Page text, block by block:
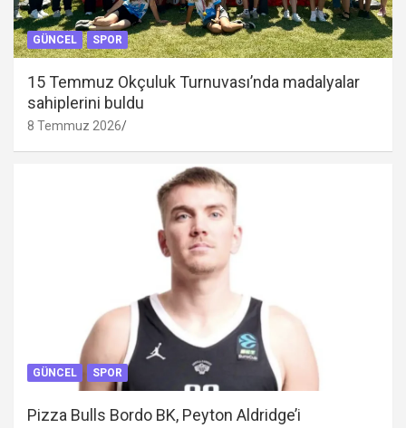
GÜNCEL SPOR
15 Temmuz Okçuluk Turnuvası’nda madalyalar
sahiplerini buldu
8 Temmuz 2026
GÜNCEL SPOR
Pizza Bulls Bordo BK, Peyton Aldridge’i